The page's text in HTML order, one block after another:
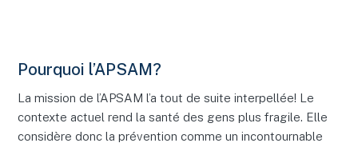
Pourquoi l’APSAM?
La mission de l’APSAM l’a tout de suite interpellée! Le
contexte actuel rend la santé des gens plus fragile. Elle
considère donc la prévention comme un incontournable